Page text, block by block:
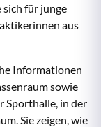
sich für junge
aus
Informationen
sowie
Sporthalle, in der
Sie zeigen, wie